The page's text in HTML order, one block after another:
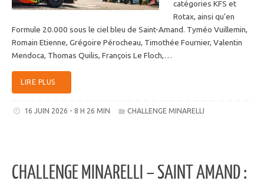
catégories KFS et
Rotax, ainsi qu’en
Formule 20.000 sous le ciel bleu de Saint-Amand. Tyméo Vuillemin,
Romain Etienne, Grégoire Pérocheau, Timothée Fournier, Valentin
Mendoca, Thomas Quilis, François Le Floch,…
LIRE PLUS
16 JUIN 2026 - 8 H 26 MIN CHALLENGE MINARELLI
CHALLENGE MINARELLI – SAINT AMAND :